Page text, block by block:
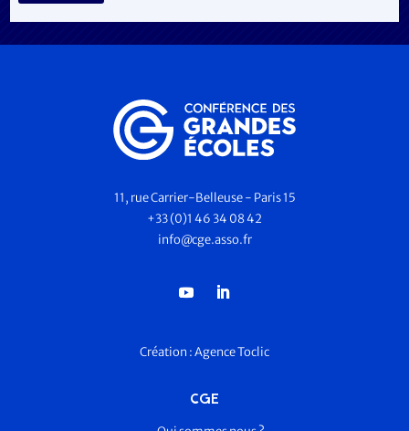
11, rue Carrier-Belleuse - Paris 15
+33 (0)1 46 34 08 42
info@cge.asso.fr
Création :Agence Toclic
CGE